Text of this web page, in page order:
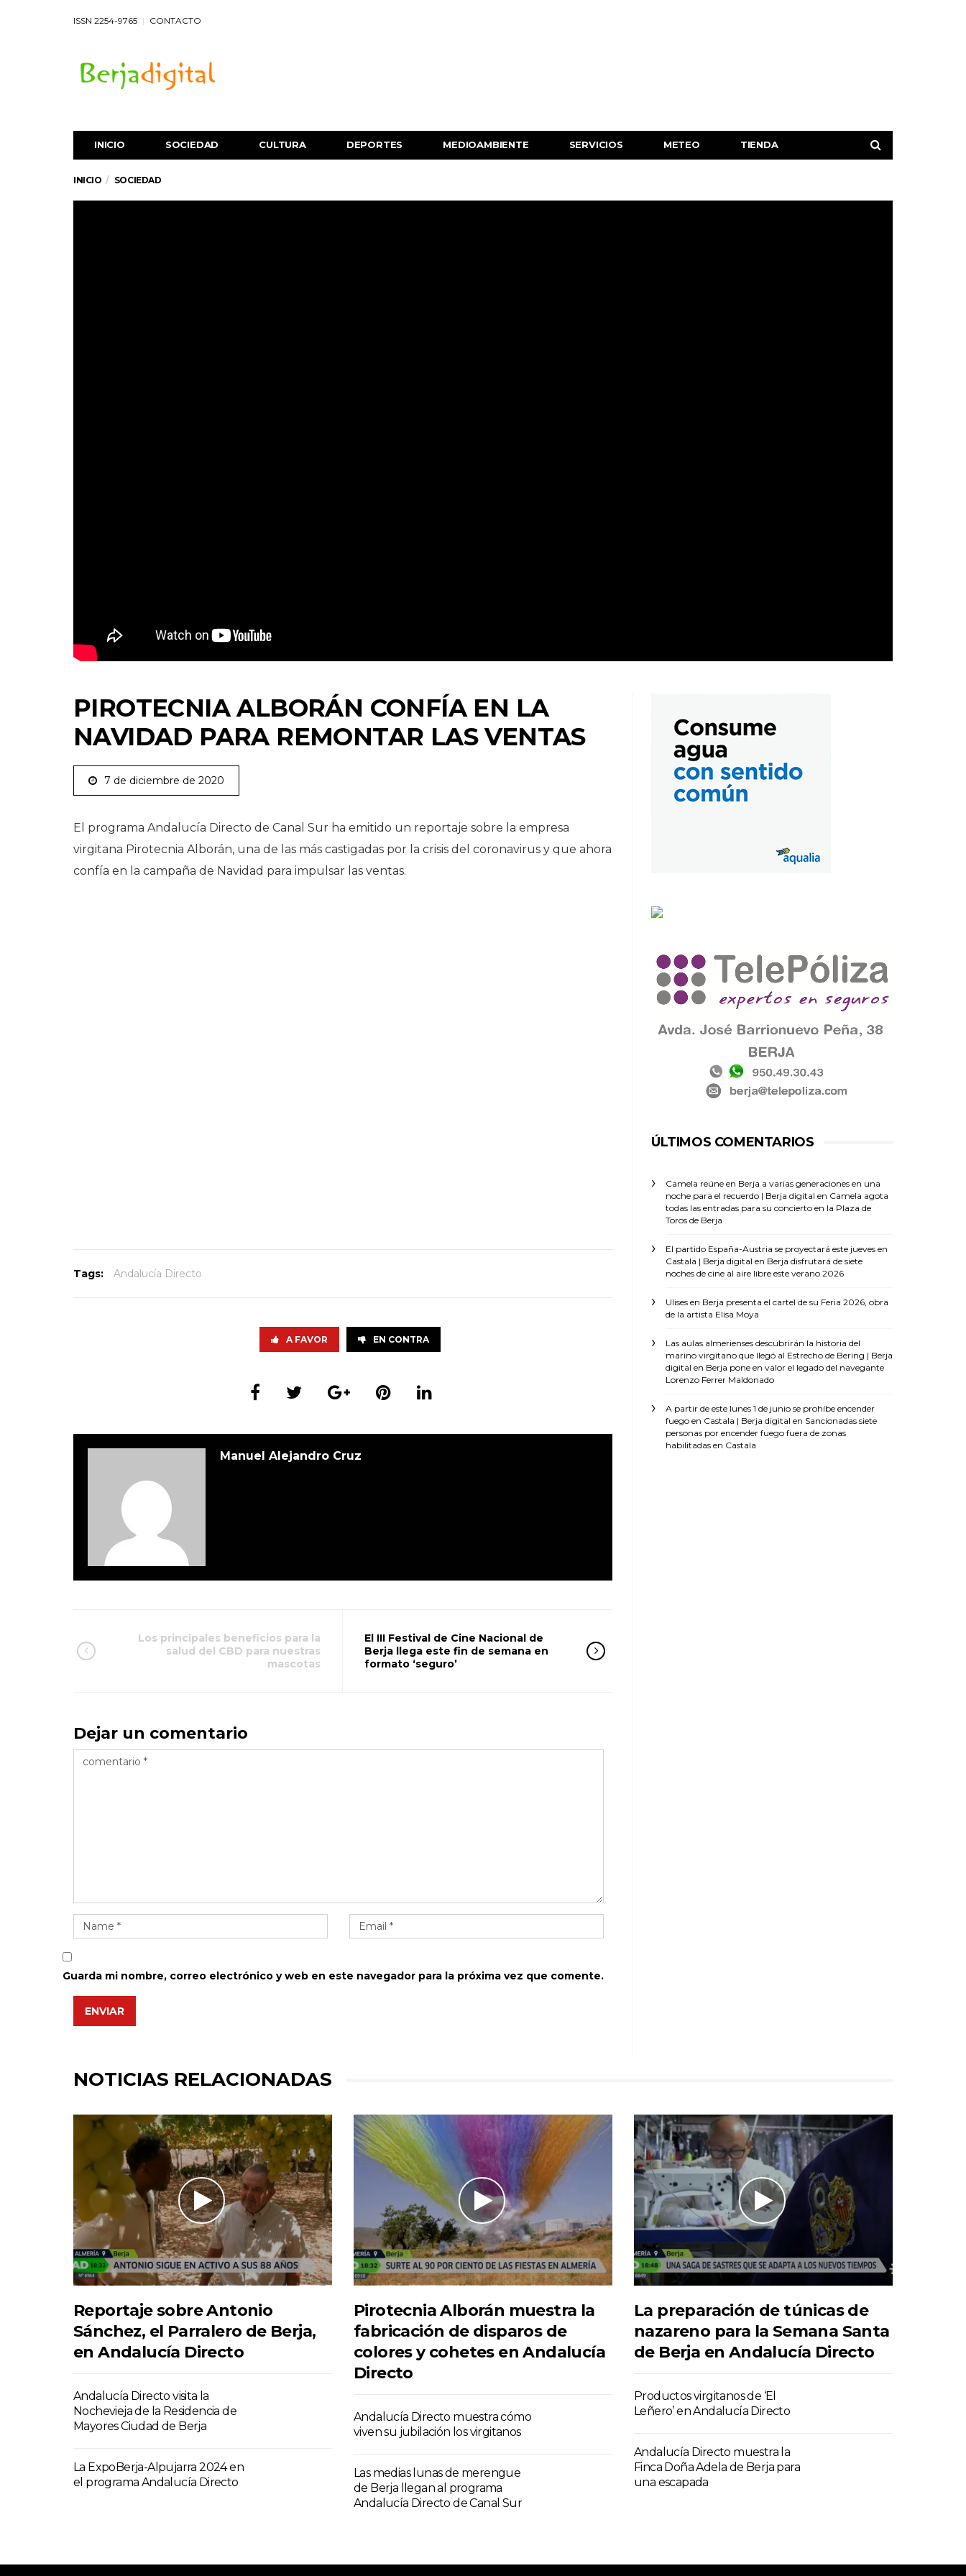
ISSN 2254-9765 CONTACTO
INICIO SOCIEDAD CULTURA DEPORTES MEDIOAMBIENTE SERVICIOS METEO TIENDA
INICIO SOCIEDAD
PIROTECNIA ALBORÁN CONFÍA EN LA
NAVIDAD PARA REMONTAR LAS VENTAS
7 de diciembre de 2020
El programa Andalucía Directo de Canal Sur ha emitido un reportaje sobre la empresa
virgitana Pirotecnia Alborán, una de las más castigadas por la crisis del coronavirus y que ahora
confía en la campaña de Navidad para impulsar las ventas.
Tags: Andalucía Directo
A FAVOR EN CONTRA
Manuel Alejandro Cruz
Los principales beneficios para la
salud del CBD para nuestras
mascotas
El III Festival de Cine Nacional de
Berja llega este fin de semana en
formato ‘seguro’
Dejar un comentario
Guarda mi nombre, correo electrónico y web en este navegador para la próxima vez que comente.
ENVIAR
ÚLTIMOS COMENTARIOS
Camela reúne en Berja a varias generaciones en una
noche para el recuerdo | Berja digital en Camela agota
todas las entradas para su concierto en la Plaza de
Toros de Berja
El partido España-Austria se proyectará este jueves en
Castala | Berja digital en Berja disfrutará de siete
noches de cine al aire libre este verano 2026
Ulises en Berja presenta el cartel de su Feria 2026, obra
de la artista Elisa Moya
Las aulas almerienses descubrirán la historia del
marino virgitano que llegó al Estrecho de Bering | Berja
digital en Berja pone en valor el legado del navegante
Lorenzo Ferrer Maldonado
A partir de este lunes 1 de junio se prohíbe encender
fuego en Castala | Berja digital en Sancionadas siete
personas por encender fuego fuera de zonas
habilitadas en Castala
NOTICIAS RELACIONADAS
Reportaje sobre Antonio
Sánchez, el Parralero de Berja,
en Andalucía Directo
Andalucía Directo visita la
Nochevieja de la Residencia de
Mayores Ciudad de Berja
La ExpoBerja-Alpujarra 2024 en
el programa Andalucía Directo
Pirotecnia Alborán muestra la
fabricación de disparos de
colores y cohetes en Andalucía
Directo
Andalucía Directo muestra cómo
viven su jubilación los virgitanos
Las medias lunas de merengue
de Berja llegan al programa
Andalucía Directo de Canal Sur
La preparación de túnicas de
nazareno para la Semana Santa
de Berja en Andalucía Directo
Productos virgitanos de ‘El
Leñero’ en Andalucía Directo
Andalucía Directo muestra la
Finca Doña Adela de Berja para
una escapada